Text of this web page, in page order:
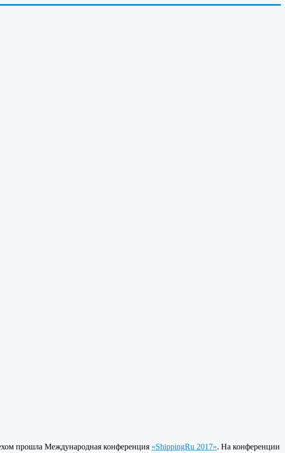
прошла Международная конференция «ShippingRu 2017». На конференции